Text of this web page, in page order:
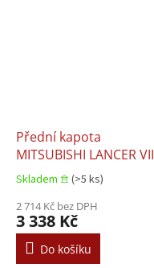
Přední kapota
MITSUBISHI LANCER VII
09.2003–10.2008
Skladem 𖠿 (>5 ks)
2 714 Kč bez DPH
3 338 Kč
Do košíku